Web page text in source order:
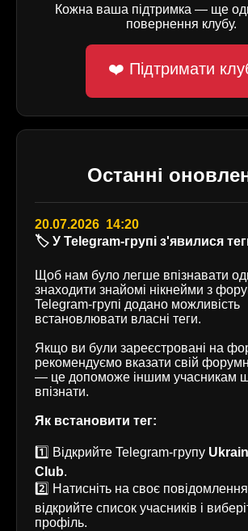
Кожна ваша підтримка — ще
повернення клубу.
❤️ Підтримати
Останні
20.07.2026 14:20
🏷️ У Telegram-групі з'явилися
Щоб нам було легше впізнавати
знаходити знайомі нікнейми з
Telegram-групі додано можливість
встановлювати власні теги.
Якщо ви були зареєстровані на
рекомендуємо вказати свій
— це допоможе іншим учасникам
впізнати.
Як встановити тег:
1️⃣ Відкрийте Telegram-групу
Club.
2️⃣ Натисніть на своє
відкрийте список учасників і
профіль.